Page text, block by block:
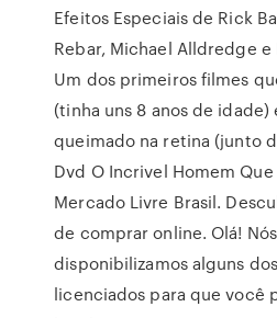
Efeitos Especiais de Rick
Rebar, Michael Alldredge e
Um dos primeiros filmes
(tinha uns 8 anos de idade)
queimado na retina (junto
Dvd O Incrivel Homem
Mercado Livre Brasil.
de comprar online. Olá!
disponibilizamos alguns
licenciados para que você